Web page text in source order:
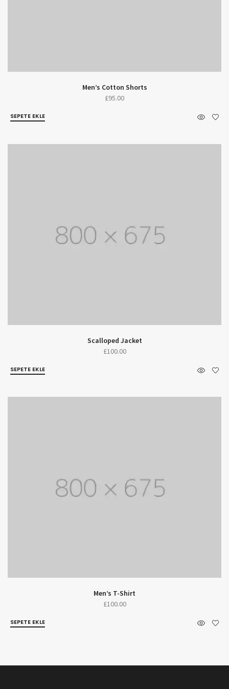
Men’s Cotton Shorts
£95.00
SEPETE EKLE
Scalloped Jacket
£100.00
SEPETE EKLE
Men’s T-Shirt
£100.00
SEPETE EKLE